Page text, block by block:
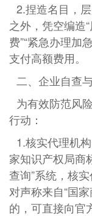
2.捏造名目，
之外，凭空编造
费”“紧急办理加
支付高额费用。
二、企业自查
为有效防范风
行动：
1.核实代理机
家知识产权局商
查询”系统，核
对声称来自“国
的，可直接向官